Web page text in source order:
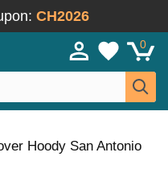
CH2026
0
Hoody San Antonio